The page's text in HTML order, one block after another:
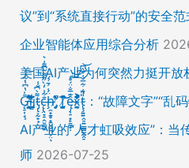
议”到“系统直接行动”的安全
企业智能体应用综合分析
美国AI产业为何突然力挺开放
Ḡ̵̨̠͎̘͕̍̔͆̔͋͑͠ļ̸͍͈͉̞̊̑̃̉̔̍̾̈̚į̵̡̙̯͇̲̱̯̱̒͂͋̄t̴̡̢͕̰̟̙͌̀͆̐͑c̶̨̢̤̞̠̭̮̳̼̠̄͋͗̒̀̋͂͌̃͆͌͑͛ḩ̶̯͙̱̥̟̱̘͖̱̤͕̤̈́͑́̄̉́ͅ ̸̡̡̛̜̣̝̓̀͛̇̂̚T̸̗̞̰̪̤̭͙̹͆̽̌̀̾͝͝ę̴̡̣̠͙̙̱̼̬̣̑͊̅̐̈́̊͠͝͠x̴̪̫͎̓͗͐̃̄̐̀͋͛͐t̴̢̧͍͍̭̠͍̳͚̫̼̭̠̎̋͑͋̅̌͑̌̏͆͘̚͝：“故障文字”“乱
AI产业的“人才虹吸效应”：当
师 2026-07-25